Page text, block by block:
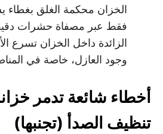
الخزان محكمة الغلق بغطاء
فقط عبر مصفاة حشرات
الزائدة داخل الخزان تسرع
وجود العازل، خاصة في
أخطاء شائعة تدمر
تنظيف الصدأ (تجنبها)